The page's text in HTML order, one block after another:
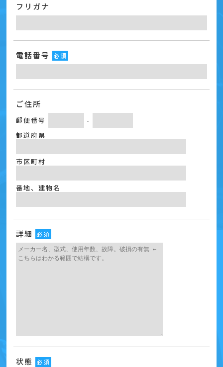
フリガナ
電話番号 必須
ご住所
郵便番号
-
都道府県
市区町村
番地、建物名
詳細 必須
状態 必須